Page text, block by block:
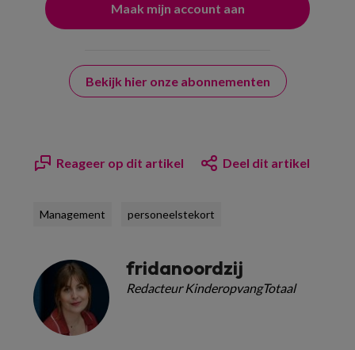
Bekijk hier onze abonnementen
Reageer op dit artikel Deel dit artikel
Management personeelstekort
fridanoordzij
Redacteur KinderopvangTotaal